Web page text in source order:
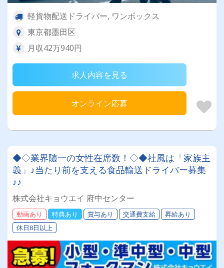
軽貨物配送ドライバー, ワンボックス
東京都墨田区
月収42万940円
求人内容を見る
オンライン応募
◆◇業界随一の女性在席数！◇◆社風は「家族主
義」♪当たり前を支える食品輸送ドライバー募集
♪♪
株式会社キョウエイ 府中センター
動画あり 特典あり 賞与あり 交通費支給
昇給あり
休日8日以上